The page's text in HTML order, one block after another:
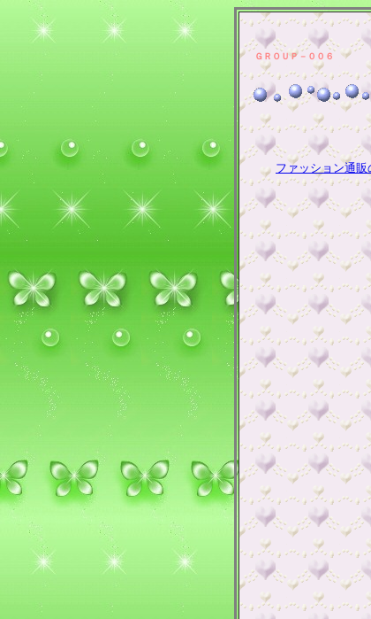
ＧＲＯＵＰ－００６
ファッション通